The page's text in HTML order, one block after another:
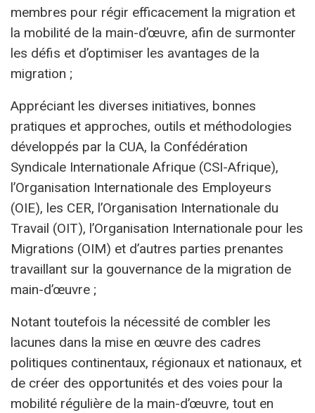
membres pour régir efficacement la migration et
la mobilité de la main-d’œuvre, afin de surmonter
les défis et d’optimiser les avantages de la
migration ;
Appréciant les diverses initiatives, bonnes
pratiques et approches, outils et méthodologies
développés par la CUA, la Confédération
Syndicale Internationale Afrique (CSI-Afrique),
l’Organisation Internationale des Employeurs
(OIE), les CER, l’Organisation Internationale du
Travail (OIT), l’Organisation Internationale pour les
Migrations (OIM) et d’autres parties prenantes
travaillant sur la gouvernance de la migration de
main-d’œuvre ;
Notant toutefois la nécessité de combler les
lacunes dans la mise en œuvre des cadres
politiques continentaux, régionaux et nationaux, et
de créer des opportunités et des voies pour la
mobilité régulière de la main-d’œuvre, tout en